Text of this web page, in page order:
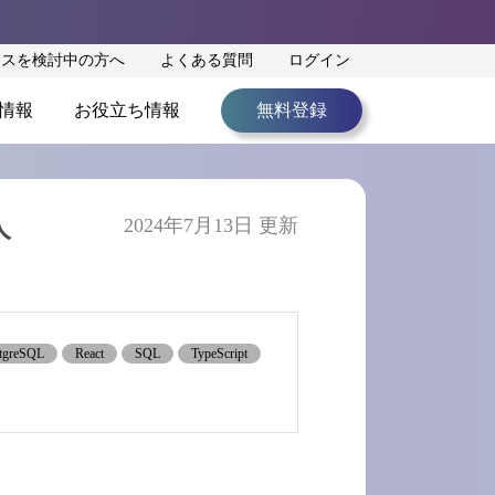
を検討中の方へ よくある質問 ログイン
報 お役立ち情報 無料登録
2024年7月13日 更新
React SQL TypeScript